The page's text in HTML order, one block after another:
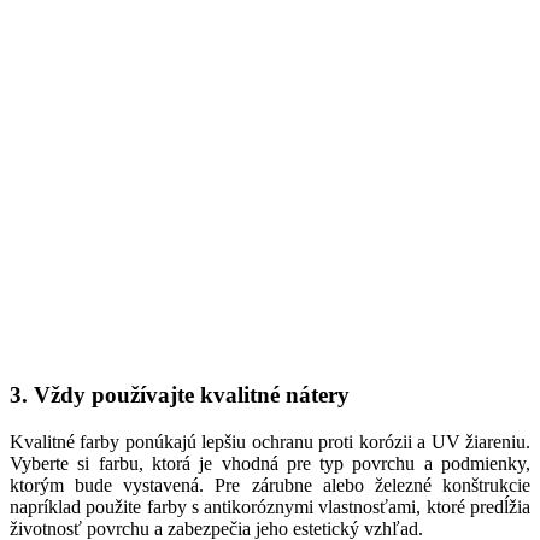
3. Vždy používajte kvalitné nátery
Kvalitné farby ponúkajú lepšiu ochranu proti korózii a UV žiareniu.
Vyberte si farbu, ktorá je vhodná pre typ povrchu a podmienky,
ktorým bude vystavená. Pre zárubne alebo železné konštrukcie
napríklad použite farby s antikoróznymi vlastnosťami, ktoré predĺžia
životnosť povrchu a zabezpečia jeho estetický vzhľad.